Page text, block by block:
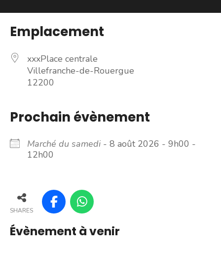
Emplacement
xxxPlace centrale
Villefranche-de-Rouergue
12200
Prochain évènement
Marché du samedi - 8 août 2026 - 9h00 -
12h00
SHARES
Évènement à venir